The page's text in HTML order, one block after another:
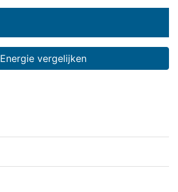
Energie vergelijken